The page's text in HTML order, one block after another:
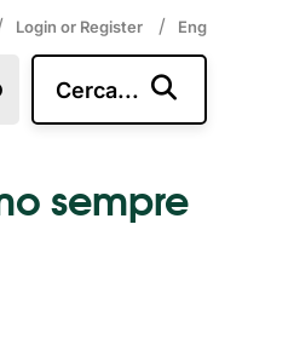
Login or Register / Eng
Cerca...
sempre